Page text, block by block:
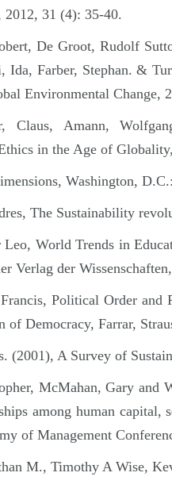
2012, 31 (4): 35-40.
De Groot, Rudolf
Ida, Farber, Stephan. &
Environmental Change,
Claus, Amann,
in the Age of
Washington,
The Sustainability
World Trends in
Verlag der
Political Order
of Democracy, Farrar,
(2001), A Survey of
McMahan, Gary and
among human capital,
of Management
M., Timothy A Wise,